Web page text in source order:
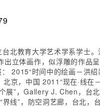
北教育大学艺术学系学士
立体画作，似浮雕的作品
2015“时间中的绘画－洪
京，中国 2011“现在·线在
”，Gallery J. Chen，台
线”，防空洞艺廊，台北，